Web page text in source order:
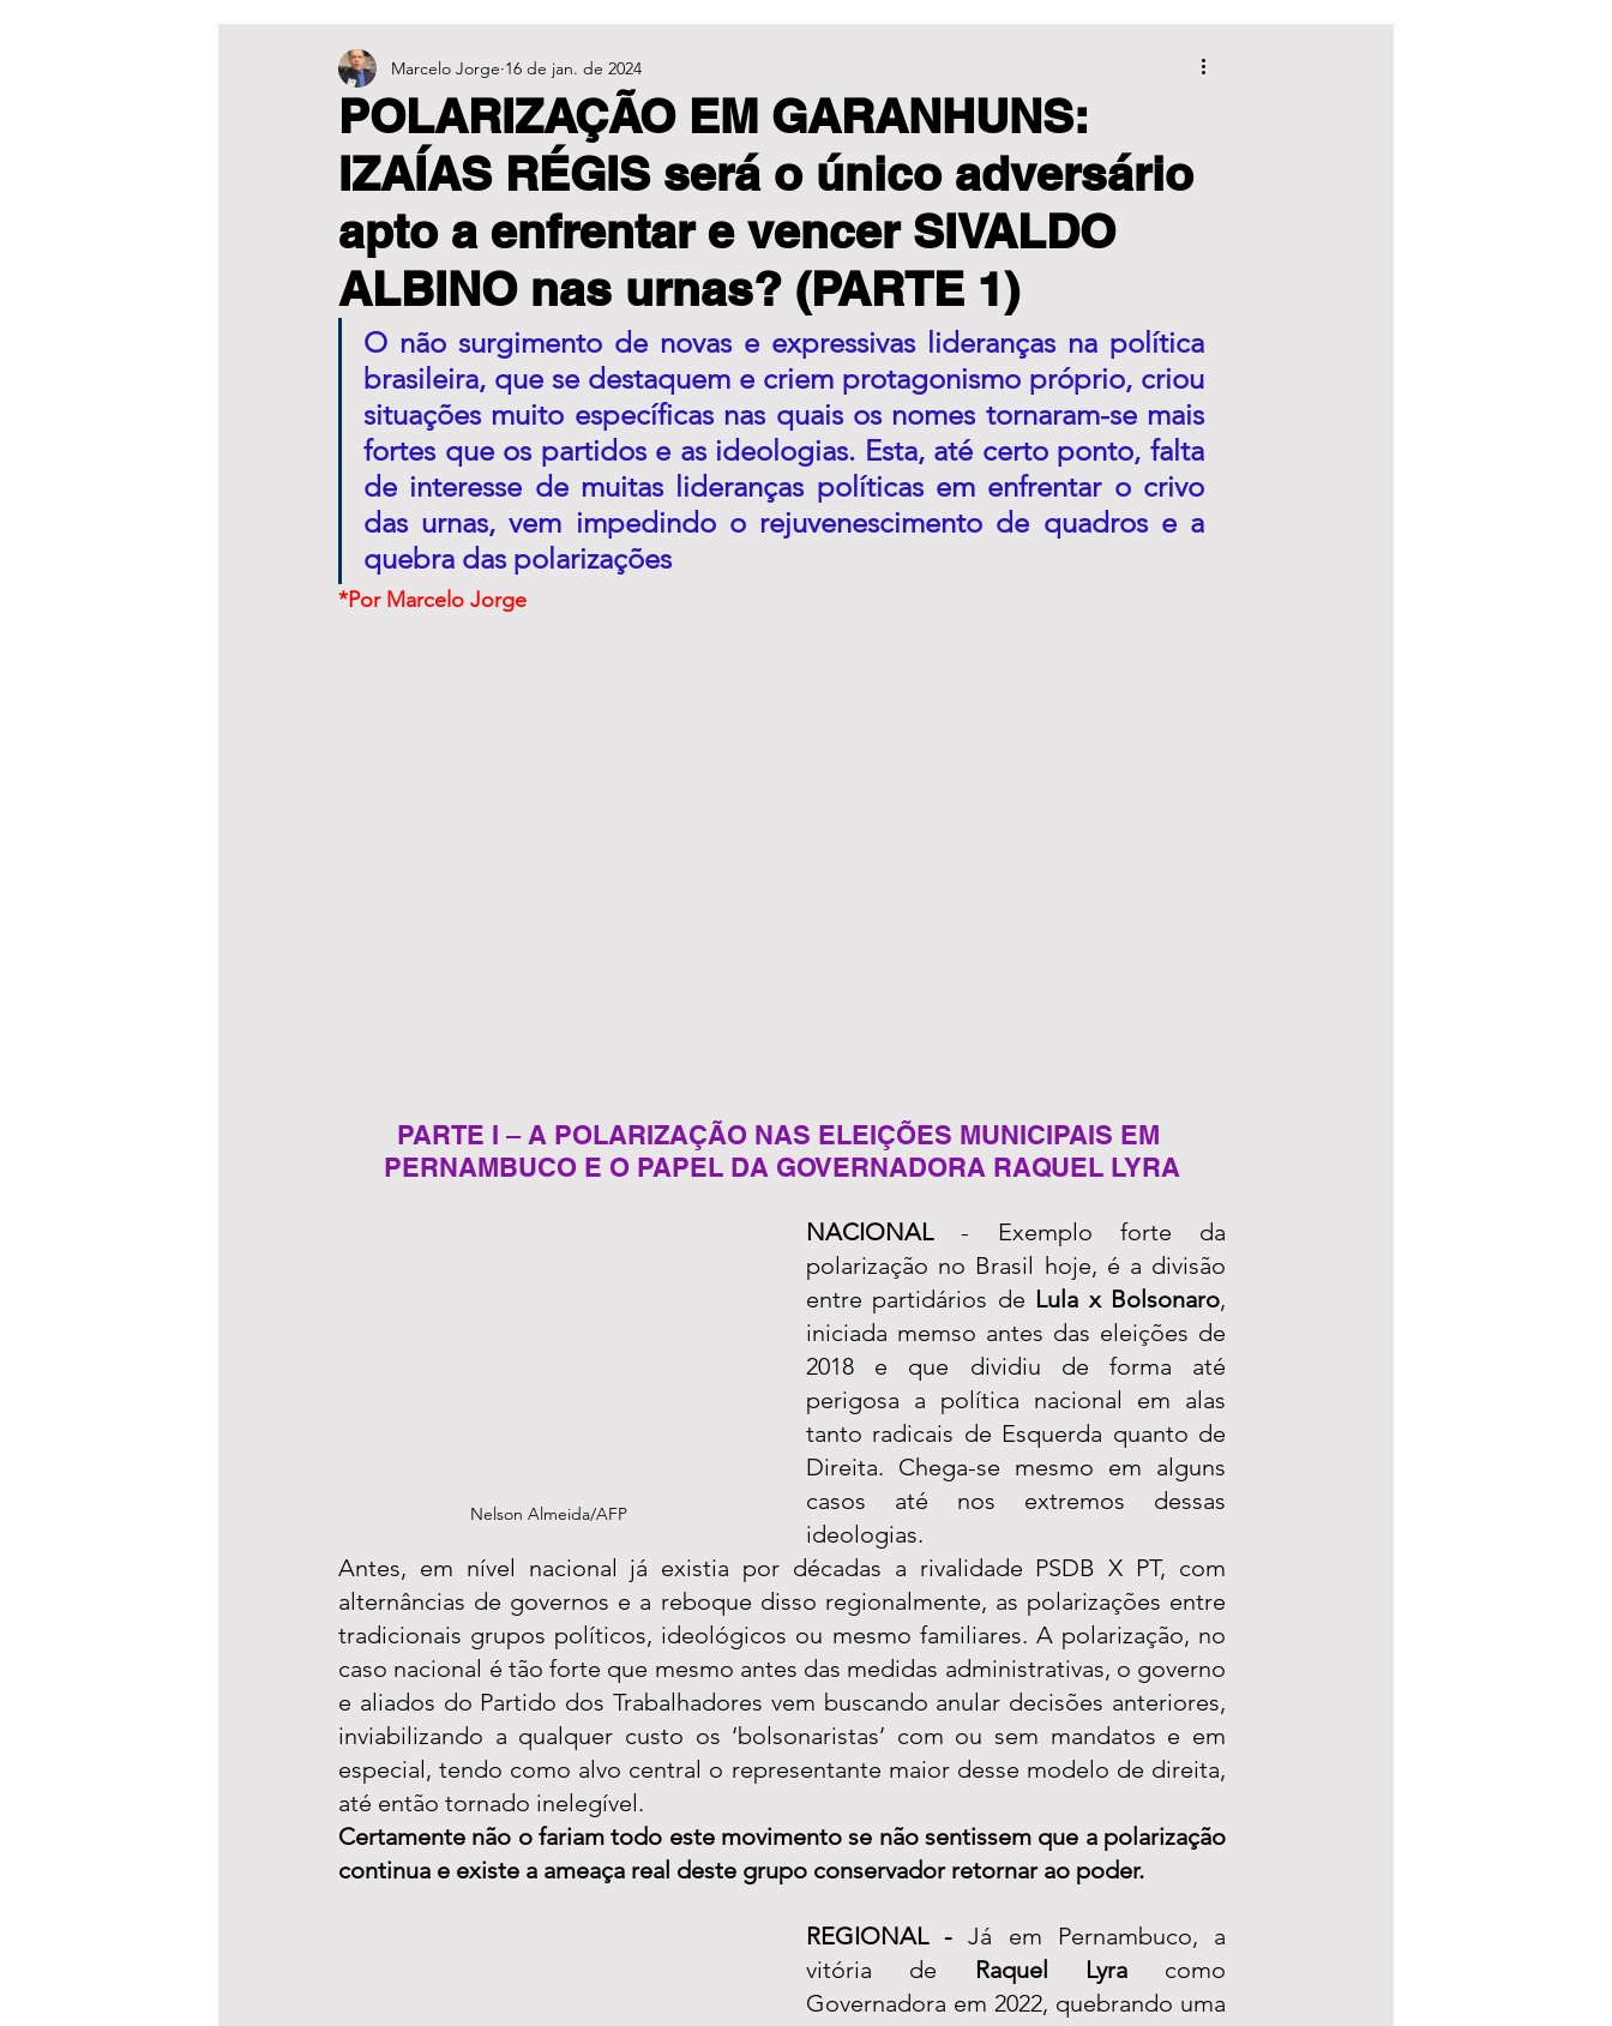
Entretenimento
POLARIZAÇÃO EM GARANHUNS:
IZAÍAS RÉGIS será o único adversário
apto a enfrentar e vencer SIVALDO
ALBINO nas urnas? (PARTE 1)
Marcelo Jorge 16 de jan. de 2024
O não surgimento de novas e expressivas lideranças na política
brasileira, que se destaquem e criem protagonismo próprio, criou
situações muito específicas nas quais os nomes tornaram-se mais
fortes que os partidos e as ideologias. Esta, até certo ponto, falta
de interesse de muitas lideranças políticas em enfrentar o crivo
das urnas, vem impedindo o rejuvenescimento de quadros e a
quebra das polarizações
*Por Marcelo Jorge
PARTE I – A POLARIZAÇÃO NAS ELEIÇÕES MUNICIPAIS EM
PERNAMBUCO E O PAPEL DA GOVERNADORA RAQUEL LYRA
Nelson Almeida/AFP
NACIONAL - Exemplo forte da
polarização no Brasil hoje, é a divisão
entre partidários de Lula x Bolsonaro,
iniciada memso antes das eleições de
2018 e que dividiu de forma até
perigosa a política nacional em alas
tanto radicais de Esquerda quanto de
Direita. Chega-se mesmo em alguns
casos até nos extremos dessas
ideologias.
Antes, em nível nacional já existia por décadas a rivalidade PSDB X PT, com
alternâncias de governos e a reboque disso regionalmente, as polarizações entre
tradicionais grupos políticos, ideológicos ou mesmo familiares. A polarização, no
caso nacional é tão forte que mesmo antes das medidas administrativas, o governo
e aliados do Partido dos Trabalhadores vem buscando anular decisões anteriores,
inviabilizando a qualquer custo os ‘bolsonaristas’ com ou sem mandatos e em
especial, tendo como alvo central o representante maior desse modelo de direita,
até então tornado inelegível.
Certamente não o fariam todo este movimento se não sentissem que a polarização
continua e existe a ameaça real deste grupo conservador retornar ao poder.
REGIONAL - Já em Pernambuco, a
vitória de
Raquel Lyra como
Governadora em 2022, quebrando uma